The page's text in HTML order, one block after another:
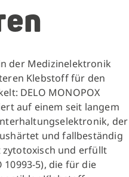
der Medizinelektronik
Klebstoff für den
DELO MONOPOX
auf einem seit langem
der
und fallbeständig
zytotoxisch und erfüllt
10993-5), die für die